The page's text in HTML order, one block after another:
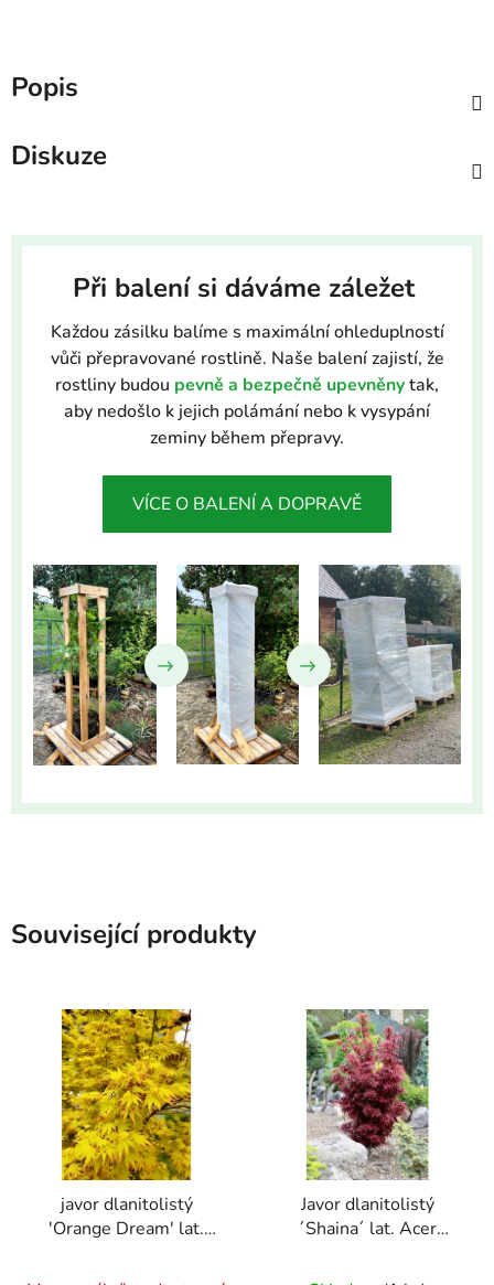
Popis
Diskuze
Při balení si dáváme záležet
Každou zásilku balíme s maximální ohleduplností
vůči přepravované rostlině. Naše balení zajistí, že
rostliny budou pevně a bezpečně upevněnytak,
aby nedošlo k jejich polámání nebo k vysypání
zeminy během přepravy.
VÍCE O BALENÍ A DOPRAVĚ
Související produkty
javor dlanitolistý
'Orange Dream' lat.
cm
Javor dlanitolistý
´Shaina´ lat. Acer